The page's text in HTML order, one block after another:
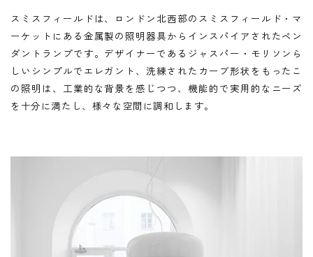
スミスフィールドは、ロンドン北西部のスミスフィールド・マ
ーケットにある金属製の照明器具からインスパイアされたペン
ダントランプです。デザイナーであるジャスパー・モリソンら
しいシンプルでエレガント、洗練されたカーブ形状をもったこ
の照明は、工業的な背景を感じつつ、機能的で実用的なニーズ
を十分に満たし、様々な空間に調和します。